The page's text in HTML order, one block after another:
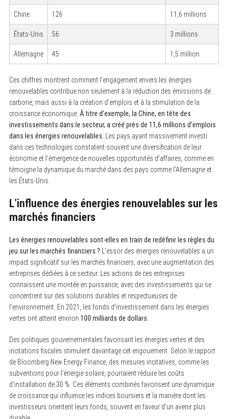
Chine 126 11,6 millions
États-Unis 56 3 millions
Allemagne 45 1,5 million
Ces chiffres montrent comment l’engagement envers les énergies
renouvelables contribue non seulement à la réduction des émissions de
carbone, mais aussi à la création d’emplois et à la stimulation de la
croissance économique. À titre d’exemple, la Chine, en tête des
investissements dans le secteur, a créé près de 11,6 millions d’emplois
dans les énergies renouvelables.
Les pays ayant massivement investi
dans ces technologies constatent souvent une diversification de leur
économie et l’émergence de nouvelles opportunités d’affaires, comme en
témoigne la dynamique du marché dans des pays comme l’Allemagne et
les États-Unis.
L’influence des énergies renouvelables sur les
marchés financiers
Les énergies renouvelables sont-elles en train de redéfinir les règles du
jeu sur les marchés financiers ? L’essor des énergies renouvelables a un
impact significatif sur les marchés financiers, avec une augmentation des
entreprises dédiées à ce secteur. Les actions de ces entreprises
connaissent une montée en puissance, avec des investissements qui se
concentrent sur des solutions durables et respectueuses de
l’environnement. En 2021, les fonds d’investissement dans les énergies
vertes ont atteint environ 100 milliards de dollars
Des politiques gouvernementales favorisant les énergies vertes et des
incitations fiscales stimulent davantage cet engouement. Selon le rapport
de Bloomberg New Energy Finance, des mesures incitatives, comme les
subventions pour l’énergie solaire, pourraient réduire les coûts
d’installation de 30 %. Ces éléments combinés favorisent une dynamique
de croissance qui influence les indices boursiers et la manière dont les
investisseurs orientent leurs fonds, souvent en faveur d’un avenir plus